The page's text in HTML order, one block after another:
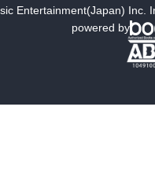
Entertainment(Japan)
powered by